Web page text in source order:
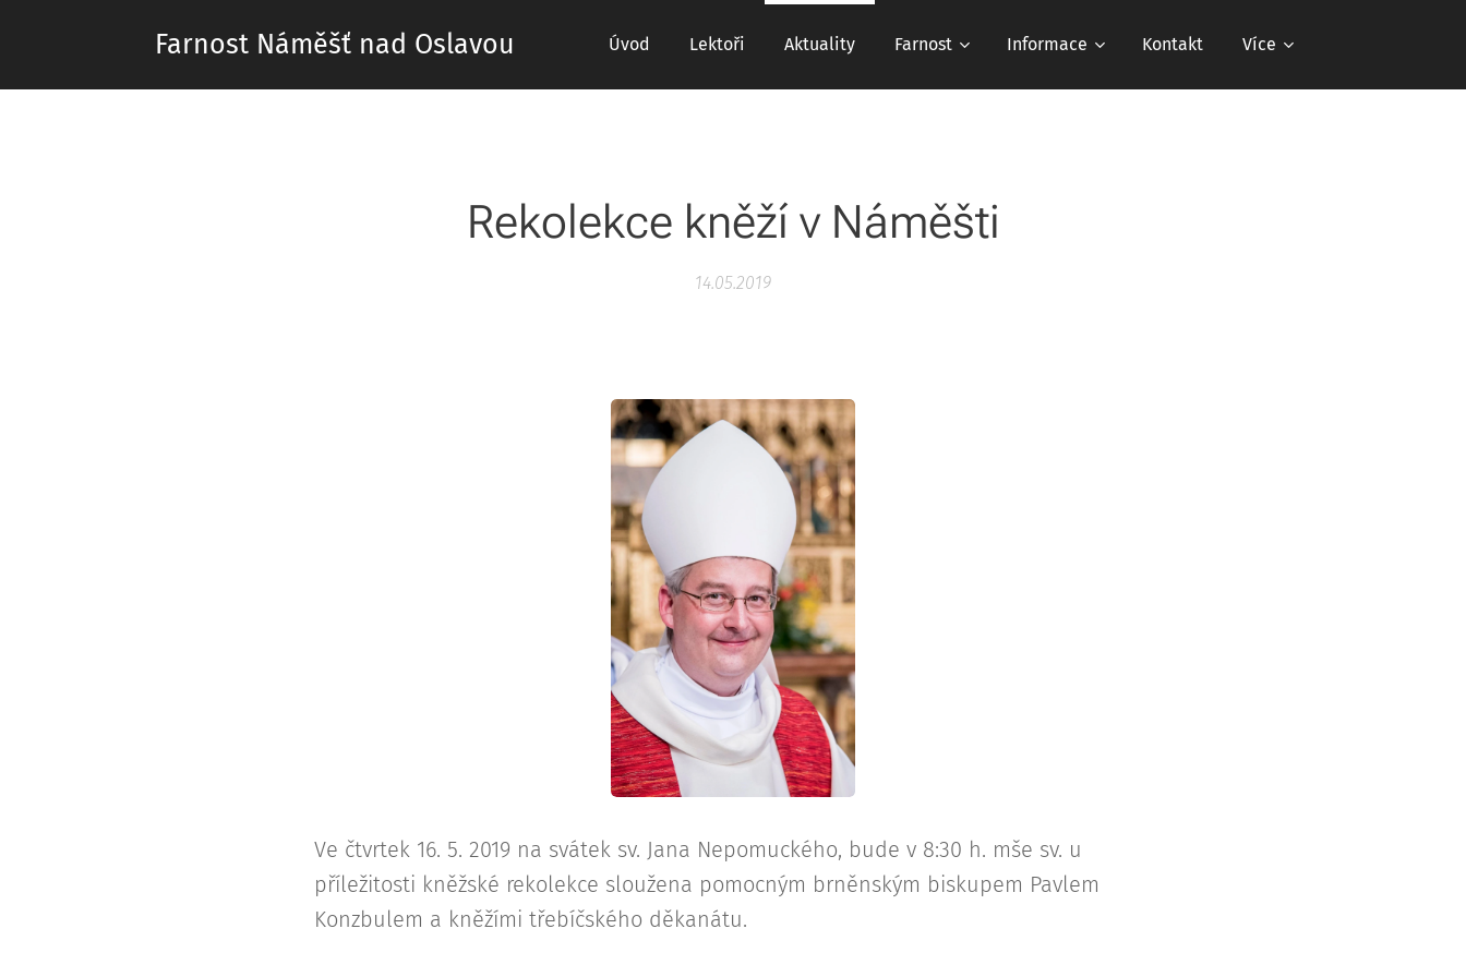
Farnost Náměšť nad Oslavou Úvod Lektoři Aktuality Farnost Informace Kontakt Více
Rekolekce kněží v Náměšti
14.05.2019
Ve čtvrtek 16. 5. 2019 na svátek sv. Jana Nepomuckého, bude v 8:30 h. mše sv. u
příležitosti kněžské rekolekce sloužena pomocným brněnským biskupem Pavlem
Konzbulem a kněžími třebíčského děkanátu.